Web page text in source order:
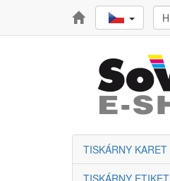
TISKÁRNY KARET
TISKÁRNY ETIKET